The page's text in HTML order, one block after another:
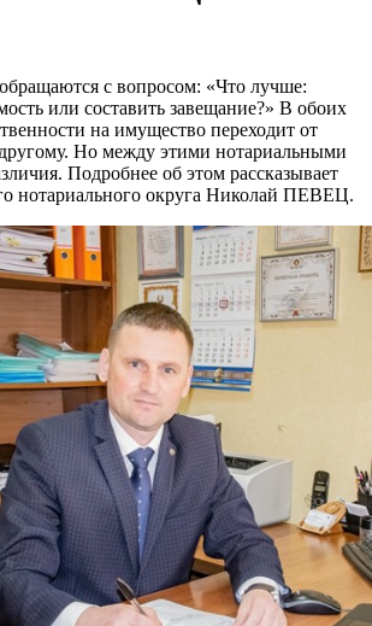
с вопросом: «Что лучше:
или составить завещание?» В обоих
на имущество переходит от
Но между этими нотариальными
Подробнее об этом рассказывает
нотариального округа Николай ПЕВЕЦ.